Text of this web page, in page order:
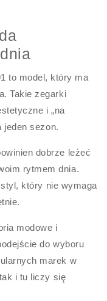
to model, który ma
Takie zegarki
i „na
jeden sezon.
dobrze leżeć
rytmem dnia.
który nie wymaga
modowe i
do wyboru
marek w
i tu liczy się